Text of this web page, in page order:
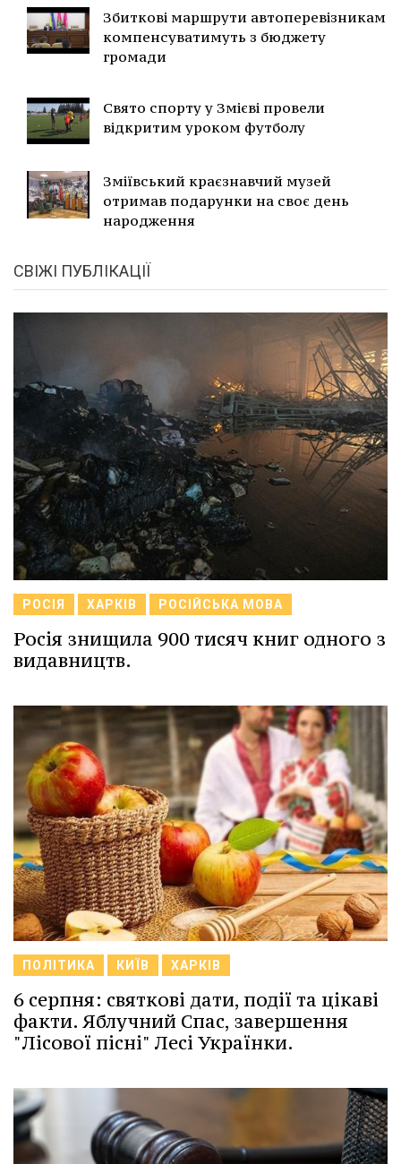
Збиткові маршрути автоперевізникам
компенсуватимуть з бюджету
громади
Свято спорту у Змієві провели
відкритим уроком футболу
Зміївський краєзнавчий музей
отримав подарунки на своє день
народження
СВІЖІ ПУБЛІКАЦІЇ
РОСІЯ ХАРКІВ РОСІЙСЬКА МОВА
Росія знищила 900 тисяч книг одного з
видавництв.
ПОЛІТИКА КИЇВ ХАРКІВ
6 серпня: святкові дати, події та цікаві
факти. Яблучний Спас, завершення
"Лісової пісні" Лесі Українки.